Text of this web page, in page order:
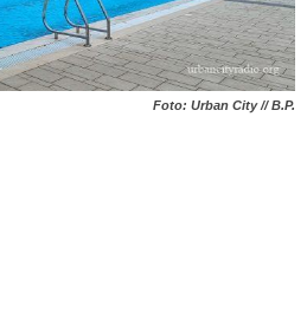
Foto: Urban City // B.P.